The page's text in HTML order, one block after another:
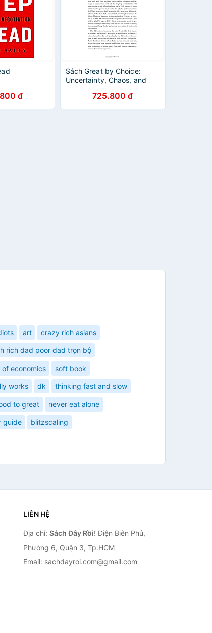
đ
Sách Great by Choice:
Uncertainty, Chaos, and
Despite Them All
725.800 đ
art crazy rich asians
rich dad poor dad trọn bộ
of economics soft book
works dk thinking fast and slow
to great never eat alone
guide blitzscaling
LIÊN HỆ
Địa chỉ: Sách Đây Rồi! Điện Biên Phủ,
Phường 6, Quận 3, Tp.HCM
Email: sachdayroi.com@gmail.com